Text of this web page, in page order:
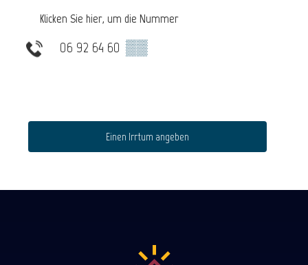
Klicken Sie hier, um die Nummer
06 92 64 60 ▒▒
Einen Irrtum angeben